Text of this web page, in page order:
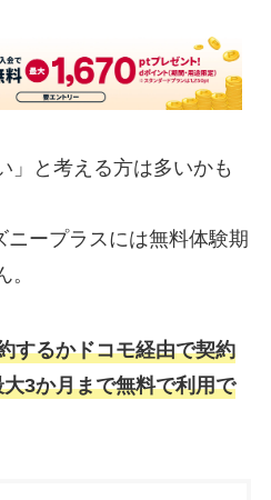
」と考える方は多いかも
ープラスには無料体験期
するかドコモ経由で契約
3か月まで無料で利用で